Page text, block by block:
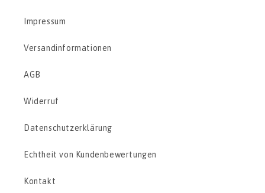
Impressum
Versandinformationen
AGB
Widerruf
Datenschutzerklärung
Echtheit von Kundenbewertungen
Kontakt